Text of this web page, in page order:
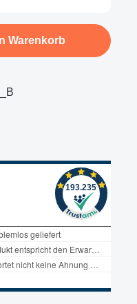
gewünschten
Warenkorb